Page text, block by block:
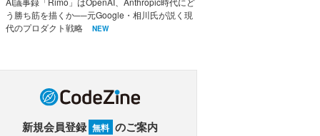
う勝ち筋を描くか──元Google・相川氏が説く現
代のプロダクト戦略
NEW
新規会員登録 無料 のご案内